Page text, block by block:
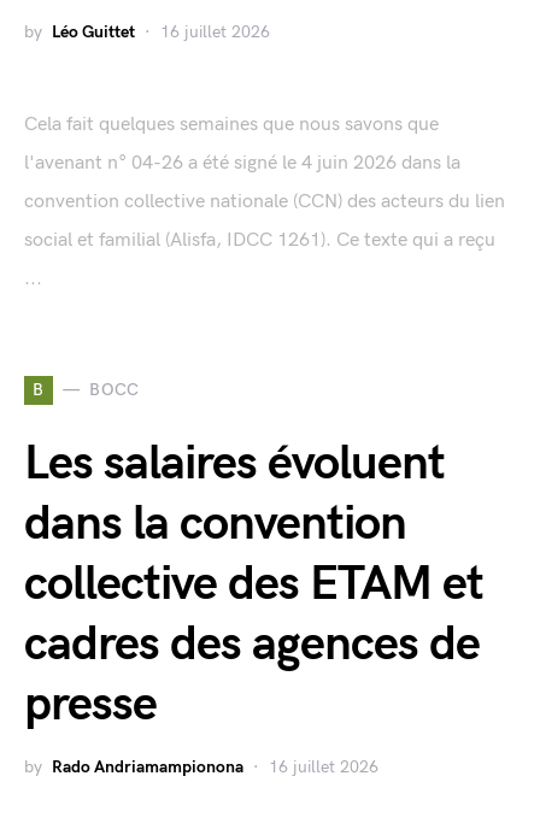
by Léo Guittet 16 juillet 2026
Cela fait quelques semaines que nous savons que
l'avenant n° 04-26 a été signé le 4 juin 2026 dans la
convention collective nationale (CCN) des acteurs du lien
social et familial (Alisfa, IDCC 1261). Ce texte qui a reçu
...
B BOCC
Les salaires évoluent
dans la convention
collective des ETAM et
cadres des agences de
presse
by Rado Andriamampionona 16 juillet 2026